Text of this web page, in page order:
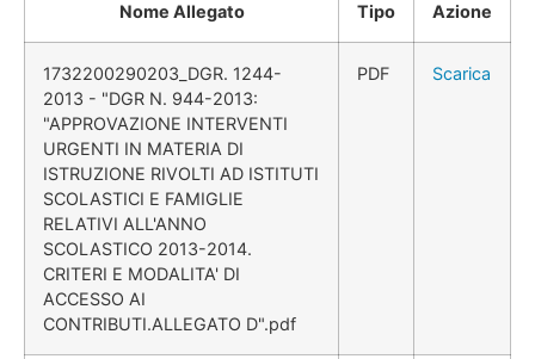
Nome Allegato Tipo Azione
1732200290203_DGR. 1244-
2013 - "DGR N. 944-2013:
"APPROVAZIONE INTERVENTI
URGENTI IN MATERIA DI
ISTRUZIONE RIVOLTI AD ISTITUTI
SCOLASTICI E FAMIGLIE
RELATIVI ALL'ANNO
SCOLASTICO 2013-2014.
CRITERI E MODALITA' DI
ACCESSO AI
CONTRIBUTI.ALLEGATO D".pdf
PDF Scarica